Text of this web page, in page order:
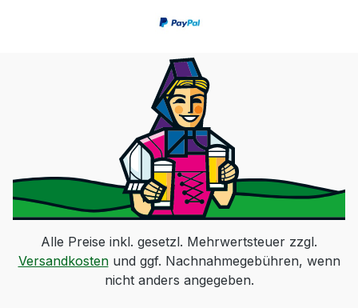
Alle Preise inkl. gesetzl. Mehrwertsteuer zzgl.
Versandkostenund ggf. Nachnahmegebühren, wenn
nicht anders angegeben.